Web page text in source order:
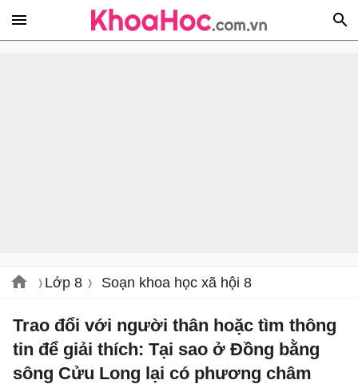
Lớp 8 Soạn khoa học xã hội 8
Trao đổi với người thân hoặc tìm thông
tin để giải thích: Tại sao ở Đồng bằng
sông Cửu Long lại có phương châm